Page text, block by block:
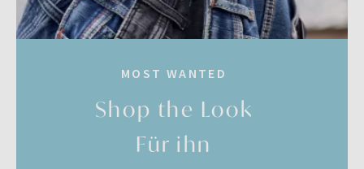
MOST WANTED
Shop the Look
Für ihn